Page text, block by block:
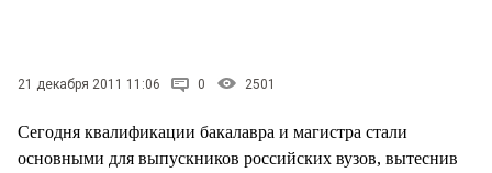
СТИЛЬ ЖИЗНИ
21 декабря 2011 11:06 0 2501
Сегодня квалификации бакалавра и магистра стали
основными для выпускников российских вузов, вытеснив